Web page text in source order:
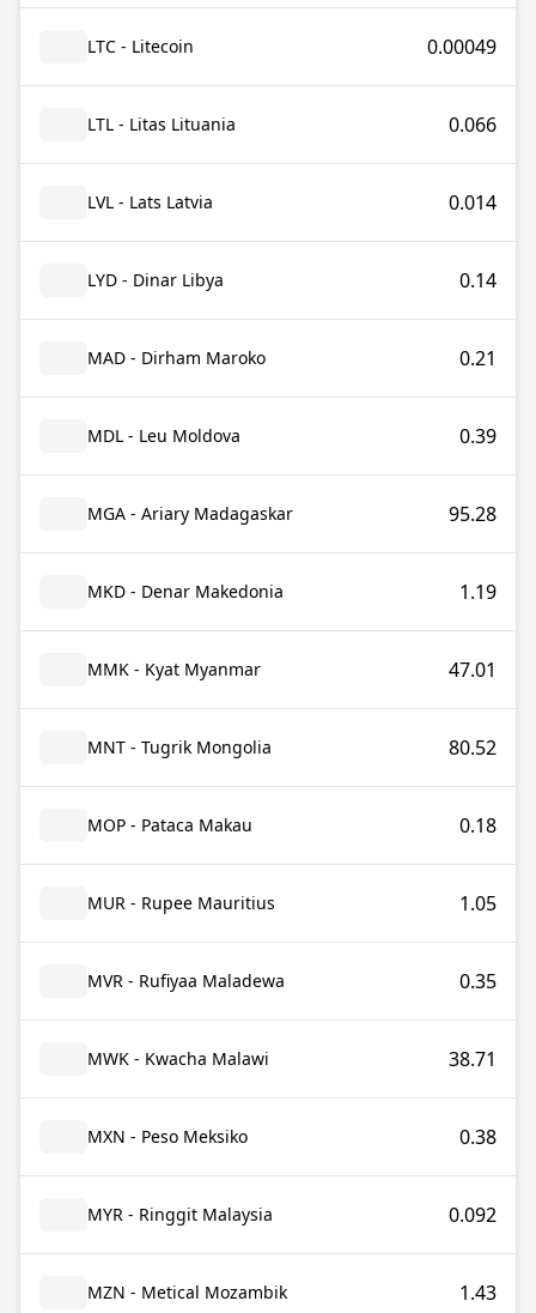
LTC - Litecoin 0.00049
LTL - Litas Lituania 0.066
LVL - Lats Latvia 0.014
LYD - Dinar Libya 0.14
MAD - Dirham Maroko 0.21
MDL - Leu Moldova 0.39
MGA - Ariary Madagaskar 95.28
MKD - Denar Makedonia 1.19
MMK - Kyat Myanmar 47.01
MNT - Tugrik Mongolia 80.52
MOP - Pataca Makau 0.18
MUR - Rupee Mauritius 1.05
MVR - Rufiyaa Maladewa 0.35
MWK - Kwacha Malawi 38.71
MXN - Peso Meksiko 0.38
MYR - Ringgit Malaysia 0.092
MZN - Metical Mozambik 1.43